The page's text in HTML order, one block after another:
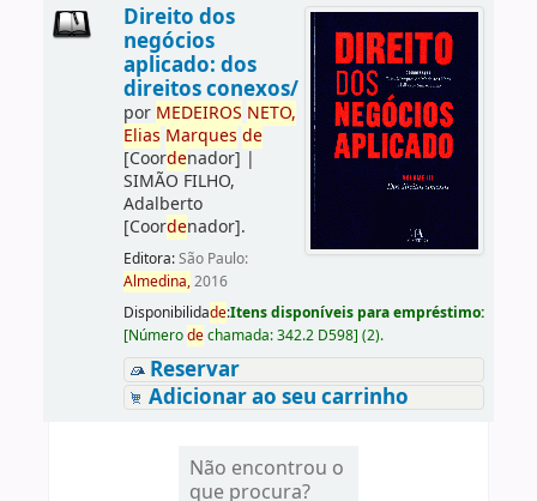
Direito dos
negócios
aplicado: dos
direitos conexos/
por MEDEIROS NETO,
Elias Marques de
[Coordenador] |
SIMÃO FILHO,
Adalberto
[Coordenador].
Editora:São Paulo:
Almedina,2016
Disponibilidade:Itens disponíveis para empréstimo:
[Númerodechamada:342.2 D598] (2).
Reservar
Adicionar ao seu carrinho
Não encontrou o
que procura?